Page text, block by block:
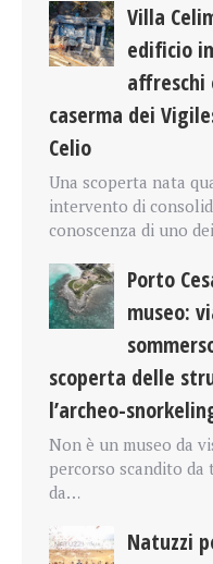
Villa
edificio
affreschi
caserma dei
Celio
Una scoperta nata
intervento di
conoscenza di uno
Porto
museo:
scoperta delle
l’archeo-
Non è un museo da
percorso scandito da
da…
Natuzzi